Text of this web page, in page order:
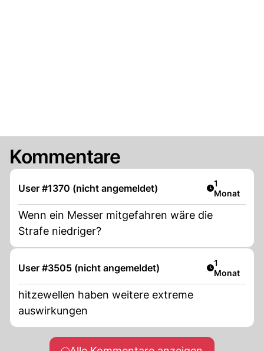
Kommentare
User #1370 (nicht angemeldet) Artikel
1
Monat
Wenn ein Messer mitgefahren wäre die
Strafe niedriger?
User #3505 (nicht angemeldet) Artikel
1
Monat
hitzewellen haben weitere extreme
auswirkungen